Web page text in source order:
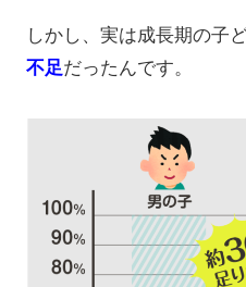
しかし、実は成長期の子
不足だったんです。